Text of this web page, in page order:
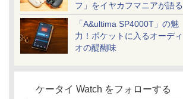
フ」をイヤカフマニアが語る
「A&ultima SP4000T」の魅
力！ポケットに入るオーディ
オの醍醐味
ケータイ Watch をフォローする